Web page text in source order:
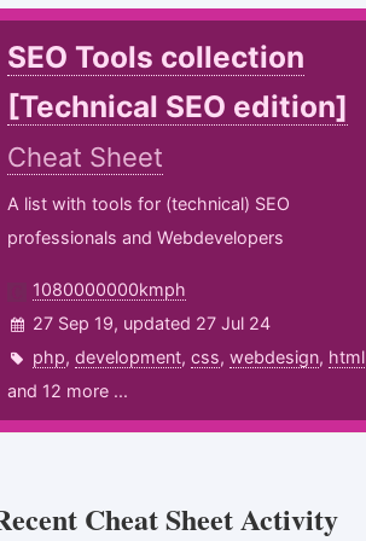
SEO Tools collection
[Technical SEO edition]
Cheat Sheet
A list with tools for (technical) SEO
professionals and Webdevelopers
1080000000kmph
27 Sep 19, updated 27 Jul 24
php,development,css,webdesign, html
and 12 more ...
Cheat Sheet Activity